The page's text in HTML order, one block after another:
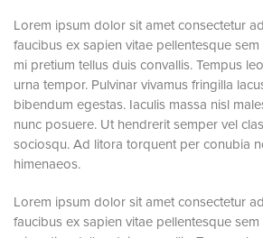
Lorem ipsum dolor sit amet consectetur
faucibus ex sapien vitae pellentesque
mi pretium tellus duis convallis. Tempus
urna tempor. Pulvinar vivamus fringilla
bibendum egestas. Iaculis massa nisl
nunc posuere. Ut hendrerit semper vel
sociosqu. Ad litora torquent per conubia
himenaeos.
Lorem ipsum dolor sit amet consectetur
faucibus ex sapien vitae pellentesque